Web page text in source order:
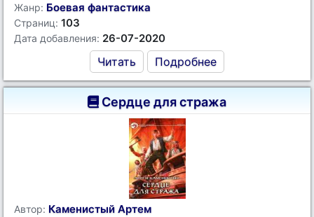
Жанр: Боевая фантастика
Страниц: 103
Дата добавления: 26-07-2020
Читать Подробнее
Сердце для стража
Автор: Каменистый Артем